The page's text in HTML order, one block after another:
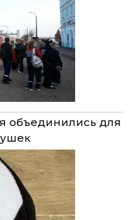
объединились для